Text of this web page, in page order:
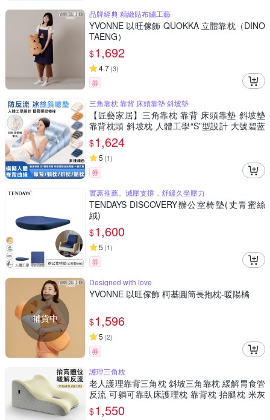
品牌經典 精緻貼布繡工藝
YVONNE 以旺傢飾 QUOKKA 立體靠枕（DINO
TAENG）
$1,692
4.7(3)
券
三角靠枕 靠背 床頭靠墊 斜坡墊
【匠藝家居】三角靠枕 靠背 床頭靠墊 斜坡墊
靠背枕頭 斜坡枕 人體工學“S”型設計 大號碧蓝
【升级B款】
$1,624
5 (1)
券
實惠推薦。減壓支撐，舒緩久坐壓力
TENDAYS DISCOVERY辦公室椅墊(丈青蜜絲
絨)
$1,600
5 (1)
券
補貨中
Designed with love
YVONNE 以旺傢飾 柯基圓筒長抱枕-暖陽橘
$1,596
5 (2)
券
護理三角枕
老人護理靠背三角枕 斜坡三角靠枕 緩解胃食管
反流 可躺可靠臥床護理枕 靠背枕 抬腿枕 米灰
拼色 加大款
$1,550